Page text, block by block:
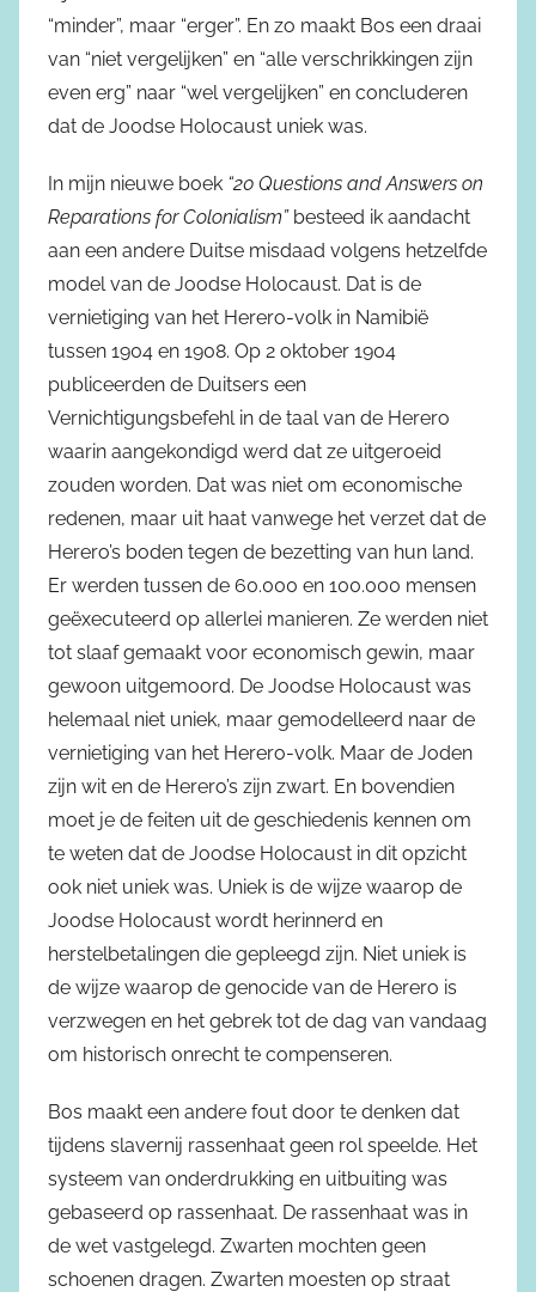
“minder”, maar “erger”. En zo maakt Bos een draai
van “niet vergelijken” en “alle verschrikkingen zijn
even erg” naar “wel vergelijken” en concluderen
dat de Joodse Holocaust uniek was.
In mijn nieuwe boek “20 Questions and Answers on
Reparations for Colonialism”besteed ik aandacht
aan een andere Duitse misdaad volgens hetzelfde
model van de Joodse Holocaust. Dat is de
vernietiging van het Herero-volk in Namibië
tussen 1904 en 1908. Op 2 oktober 1904
publiceerden de Duitsers een
Vernichtigungsbefehl in de taal van de Herero
waarin aangekondigd werd dat ze uitgeroeid
zouden worden. Dat was niet om economische
redenen, maar uit haat vanwege het verzet dat de
Herero’s boden tegen de bezetting van hun land.
Er werden tussen de 60.000 en 100.000 mensen
geëxecuteerd op allerlei manieren. Ze werden niet
tot slaaf gemaakt voor economisch gewin, maar
gewoon uitgemoord. De Joodse Holocaust was
helemaal niet uniek, maar gemodelleerd naar de
vernietiging van het Herero-volk. Maar de Joden
zijn wit en de Herero’s zijn zwart. En bovendien
moet je de feiten uit de geschiedenis kennen om
te weten dat de Joodse Holocaust in dit opzicht
ook niet uniek was. Uniek is de wijze waarop de
Joodse Holocaust wordt herinnerd en
herstelbetalingen die gepleegd zijn. Niet uniek is
de wijze waarop de genocide van de Herero is
verzwegen en het gebrek tot de dag van vandaag
om historisch onrecht te compenseren.
Bos maakt een andere fout door te denken dat
tijdens slavernij rassenhaat geen rol speelde. Het
systeem van onderdrukking en uitbuiting was
gebaseerd op rassenhaat. De rassenhaat was in
de wet vastgelegd. Zwarten mochten geen
schoenen dragen. Zwarten moesten op straat